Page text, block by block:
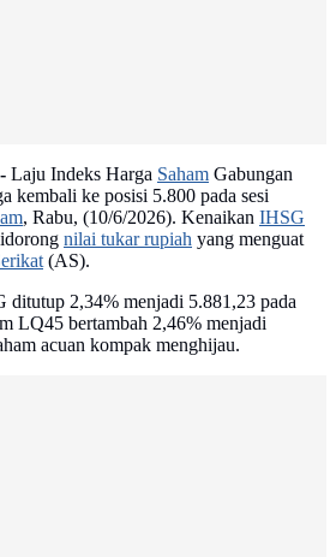
Laju Indeks Harga Saham Gabungan
kembali ke posisi 5.800 pada sesi
, Rabu, (10/6/2026). Kenaikan IHSG
nilai tukar rupiah yang menguat
(AS).
ditutup 2,34% menjadi 5.881,23 pada
LQ45 bertambah 2,46% menjadi
acuan kompak menghijau.